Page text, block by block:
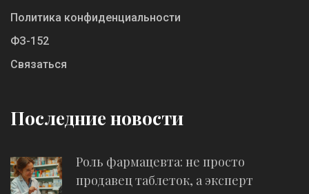
Политика конфиденциальности
ФЗ-152
Связаться
Последние новости
Роль фармацевта: не просто
продавец таблеток, а эксперт